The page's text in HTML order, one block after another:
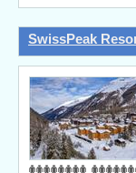
SwissPeak